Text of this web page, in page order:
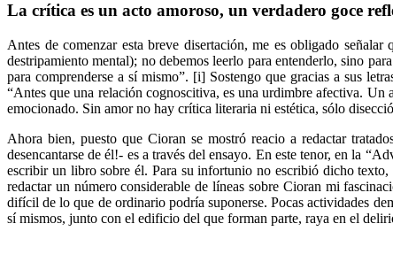
La crítica es un acto amoroso, un verdadero goce
Antes de comenzar esta breve disertación, me es obligado
destripamiento mental); no debemos leerlo para entenderlo, sino
para comprenderse a sí mismo”. [i] Sostengo que gracias a sus
“Antes que una relación cognoscitiva, es una urdimbre afectiva.
emocionado. Sin amor no hay crítica literaria ni estética, sólo
Ahora bien, puesto que Cioran se mostró reacio a redactar
desencantarse de él!- es a través del ensayo. En este tenor, en la
escribir un libro sobre él. Para su infortunio no escribió dicho
redactar un número considerable de líneas sobre Cioran mi
difícil de lo que de ordinario podría suponerse. Pocas actividades
sí mismos, junto con el edificio del que forman parte, raya en el